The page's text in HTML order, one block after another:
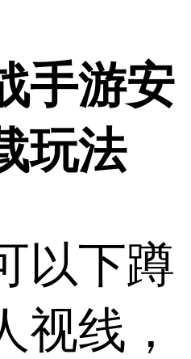
手游安
玩法
以下蹲
视线，